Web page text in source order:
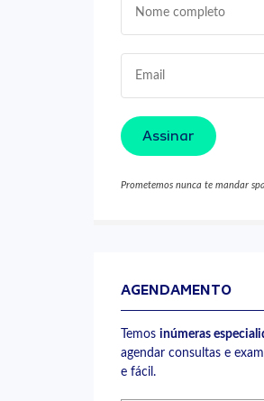
Assinar
Prometemos nunca te mandar
AGENDAMENTO
Temos inúmeras
agendar consultas e
e fácil.